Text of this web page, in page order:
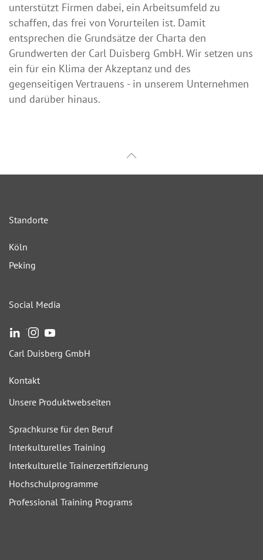
unterstützt Firmen dabei, ein Arbeitsumfeld zu
schaffen, das frei von Vorurteilen ist. Damit
entsprechen die Grundsätze der Charta den
Grundwerten der Carl Duisberg GmbH. Wir setzen uns
ein für ein Klima der Akzeptanz und des
gegenseitigen Vertrauens - in unserem Unternehmen
und darüber hinaus.
Standorte
Köln
Peking
Social Media
´
Carl Duisberg GmbH
Kontakt
Unsere Produktwebseiten
Sprachkurse für den Beruf
Interkulturelles Training
Interkulturelle Trainerzertifizierung
Hochschulprogramme
Professional Training Programs